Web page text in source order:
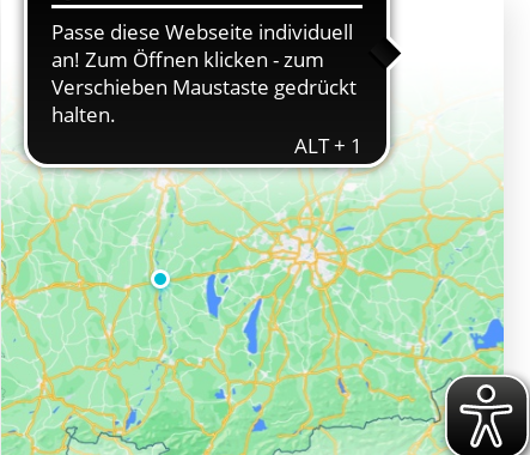
ORTE
LANDSBERG AM LECH